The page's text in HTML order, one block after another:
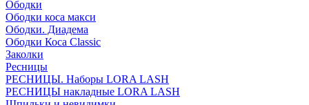
Ободки
Ободки коса макси
Ободки. Диадема
Ободки Коса Classic
Заколки
Ресницы
РЕСНИЦЫ. Наборы LORA LASH
РЕСНИЦЫ накладные LORA LASH